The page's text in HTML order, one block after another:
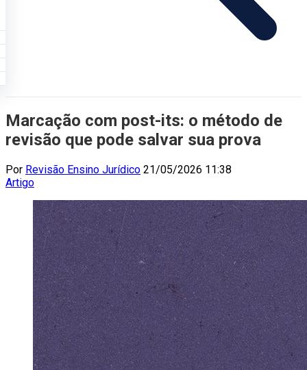
Marcação com post-its: o método de
revisão que pode salvar sua prova
Por Revisão Ensino Jurídico 21/05/2026 11:38
Artigo